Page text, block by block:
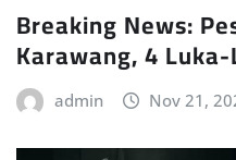
Breaking News:
Karawang, 4
admin Nov 21,